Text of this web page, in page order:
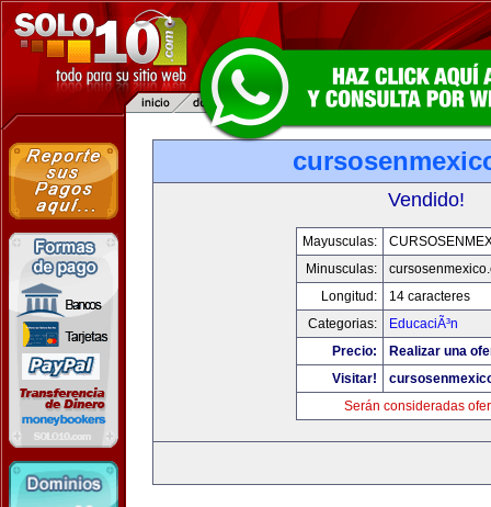
Vendido!
Mayusculas:
Minusculas:
Longitud:
14 caracteres
Categorias:
EducaciÃ³n
Precio:
Realizar una
Visitar!
Serán consideradas